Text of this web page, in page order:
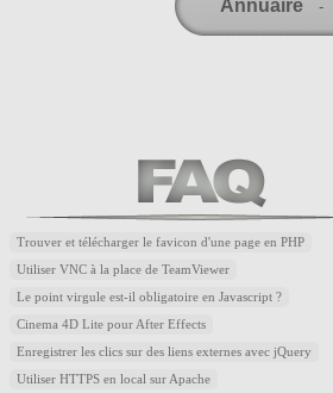
Annuaire -
Trouver et télécharger le favicon d'une page en PHP
Utiliser VNC à la place de TeamViewer
Le point virgule est-il obligatoire en Javascript ?
Cinema 4D Lite pour After Effects
Enregistrer les clics sur des liens externes avec jQuery
Utiliser HTTPS en local sur Apache